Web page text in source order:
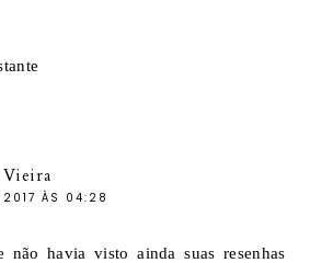
2017 ÀS 04:28
não havia visto ainda suas resenhas